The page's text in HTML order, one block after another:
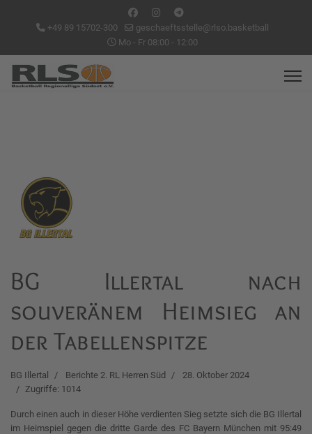
+49 89 15702-300
geschaeftsstelle@rlso.basketball
Mo - Fr 08:00 - 12:00
BG Illertal nach
souveränem Heimsieg an
der Tabellenspitze
BG Illertal Berichte 2. RL Herren Süd
28. Oktober 2024
Zugriffe: 1014
Durch einen auch in dieser Höhe verdienten Sieg setzte sich die BG Illertal
im Heimspiel gegen die dritte Garde des FC Bayern München mit 95:49